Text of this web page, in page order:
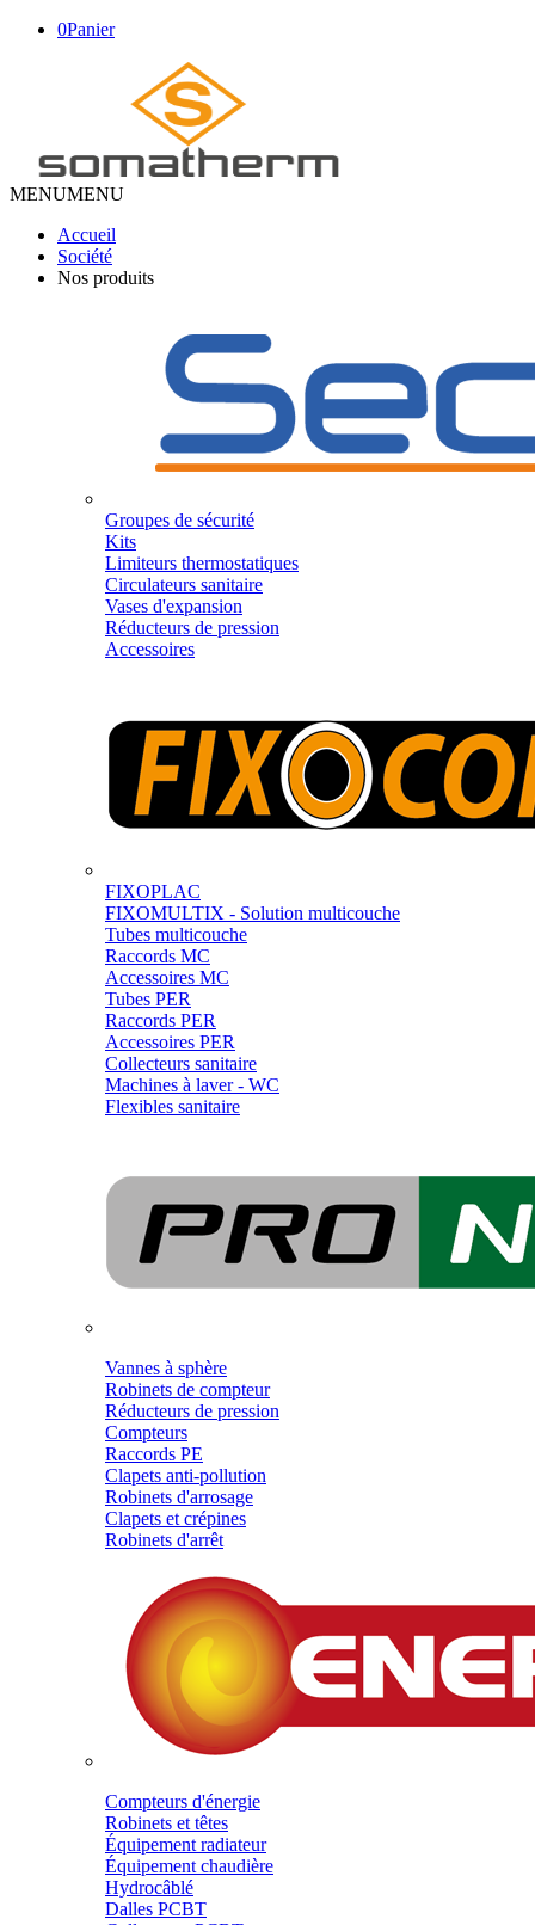
0Panier
MENUMENU
Accueil
Société
Nos produits
Groupes de sécurité
Kits
Limiteurs thermostatiques
Circulateurs sanitaire
Vases d'expansion
Réducteurs de pression
Accessoires
FIXOPLAC
FIXOMULTIX - Solution multicouche
Tubes multicouche
Raccords MC
Accessoires MC
Tubes PER
Raccords PER
Accessoires PER
Collecteurs sanitaire
Machines à laver - WC
Flexibles sanitaire
Vannes à sphère
Robinets de compteur
Réducteurs de pression
Compteurs
Raccords PE
Clapets anti-pollution
Robinets d'arrosage
Clapets et crépines
Robinets d'arrêt
Compteurs d'énergie
Robinets et têtes
Équipement radiateur
Équipement chaudière
Hydrocâblé
Dalles PCBT